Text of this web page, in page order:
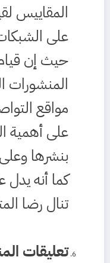
المقاييس
على
حيث إن
المنشورات
مواقع
على أهمية
بنشرها
كما أنه
تنال رضا
تعليقات